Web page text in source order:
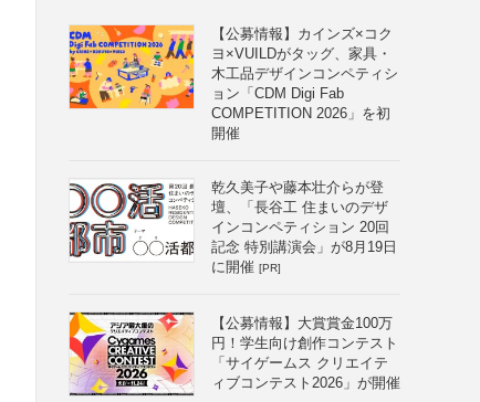
【公募情報】カインズ×コク
ヨ×VUILDがタッグ、家具・
木工品デザインコンペティシ
ョン「CDM Digi Fab
COMPETITION 2026」を初
開催
乾久美子や藤本壮介らが登
壇、「長谷工 住まいのデザ
インコンペティション 20回
記念 特別講演会」が8月19日
に開催 [PR]
【公募情報】大賞賞金100万
円！学生向け創作コンテスト
「サイゲームス クリエイテ
ィブコンテスト2026」が開催